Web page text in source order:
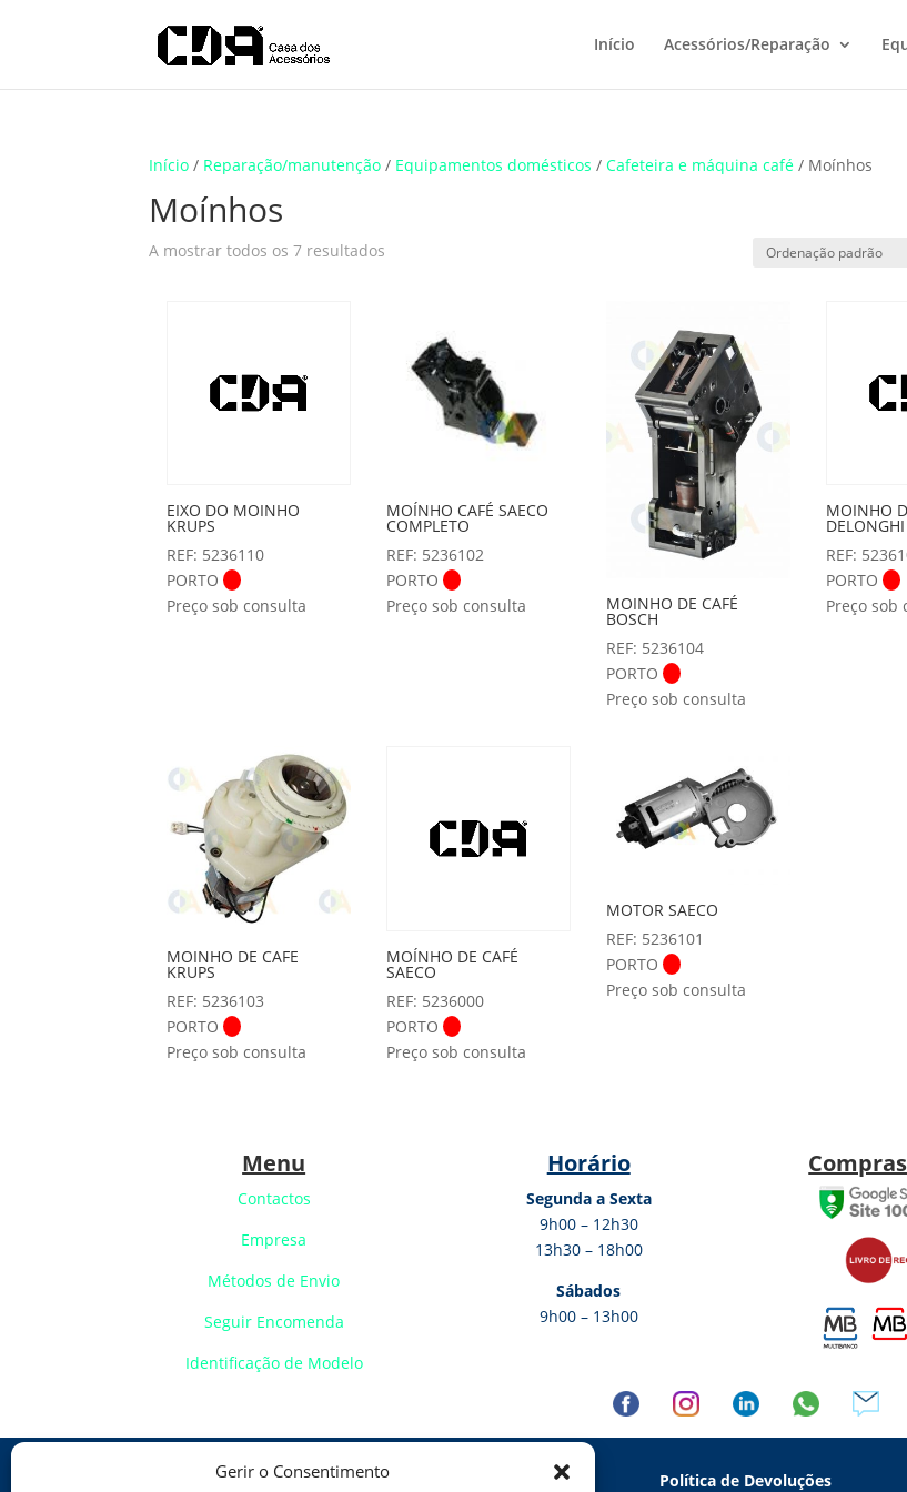
Gerir o Consentimento
Translate
Início Acessórios/Reparação
Início / Reparação/manutenção / Equipamentos domésticos /Cafeteira e máquina café / Moínhos
Moínhos
A mostrar todos os 7 resultados
EIXO DO MOINHO
KRUPS
REF: 5236110
PORTO
Preço sob consulta
MOÍNHO CAFÉ SAECO
COMPLETO
REF: 5236102
PORTO
Preço sob consulta
MOINHO DE CAFÉ
BOSCH
REF: 5236104
PORTO
Preço sob consulta
MOINHO
DELONGHI
REF:
PORTO
Preço sob
MOINHO DE CAFE
KRUPS
REF: 5236103
PORTO
Preço sob consulta
MOÍNHO DE CAFÉ
SAECO
REF: 5236000
PORTO
Preço sob consulta
MOTOR SAECO
REF: 5236101
PORTO
Preço sob consulta
Menu
Contactos
Empresa
Métodos de Envio
Seguir Encomenda
Identificação de Modelo
Horário
Segunda a Sexta
9h00 – 12h30
13h30 – 18h00
Sábados
9h00 – 13h00
Política de Cookies Política de Privacidade Política de Devoluções